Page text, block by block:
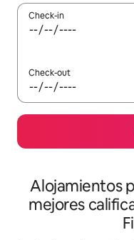
Check-in
Check-out
Alojamientos
mejores